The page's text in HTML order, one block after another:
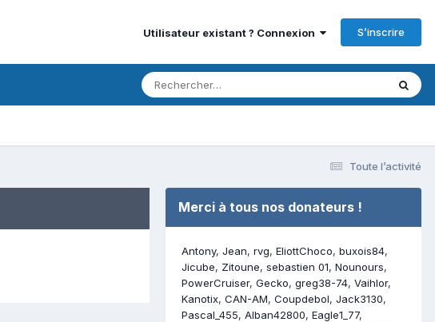
Utilisateur existant ? Connexion S’inscrire
Toute l’activité
Merci à tous nos donateurs !
Antony Jean rvg EliottChoco buxois84
Jicube
Zitoune sebastien 01 Nounours
PowerCruiser Gecko greg38-74 Vaihlor
Kanotix CAN-AM Coupdebol Jack3130
Pascal_455 Alban42800 Eagle1_77